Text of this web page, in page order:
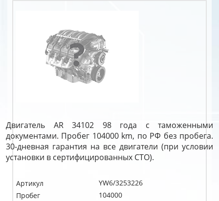
Двигатель AR 34102 98 года с таможенными
документами. Пробег 104000 km, по РФ без пробега.
30-дневная гарантия на все двигатели (при условии
установки в сертифицированных СТО).
Артикул
YW6/3253226
Пробег
104000